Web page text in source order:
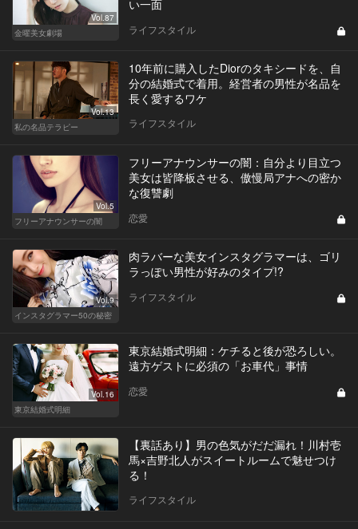
Vol.87
金曜美女劇場
い一面
ライフスタイル
Vol.13
私の名品テラピー
10年前に購入したDiorのタキシードを、自
分の結婚式で着用。経営者の男性が名品を
長く愛するワケ
ライフスタイル
Vol.5
フリーアナウンサーの闇
フリーアナウンサーの闇：自分より目立つ
美女は皆降板させる、傲慢局アナへの密か
な復讐劇
恋愛
Vol.9
インスタグラマー50の秘密
肉ラバーな美女インスタグラマーは、ゴリ
ラっぽい男性が好みのタイプ!?
ライフスタイル
Vol.16
東京結婚式明細
東京結婚式明細：ケチると後が恐ろしい。
遠方ゲストに必須の「お車代」事情
恋愛
【裏話あり】男の色気がだだ漏れ！川村壱
馬×吉野北人がスイートルームで魅せつけ
る！
ライフスタイル